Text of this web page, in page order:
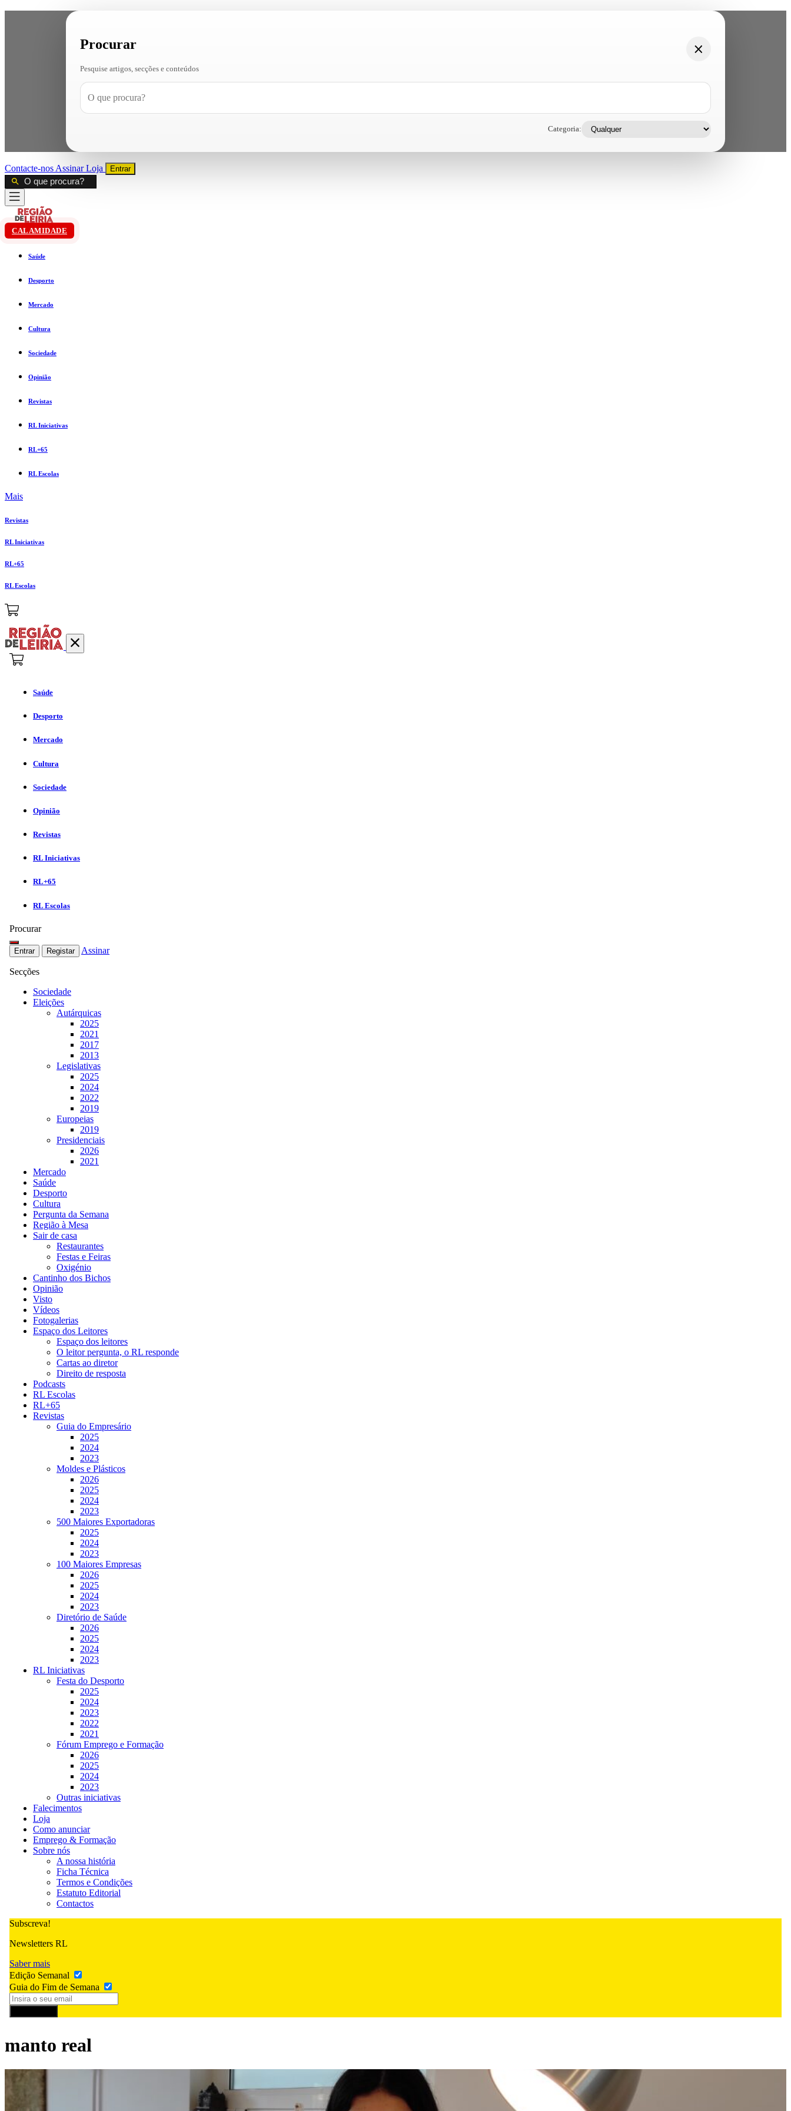
Procurar
Pesquise artigos, secções e conteúdos
Categoria:
Contacte-nos AssinarLoja Entrar
CALAMIDADE
Saúde
Desporto
Mercado
Cultura
Sociedade
Opinião
Revistas
RL Iniciativas
RL+65
RL Escolas
Mais
Revistas
RL Iniciativas
RL+65
RL Escolas
Saúde
Desporto
Mercado
Cultura
Sociedade
Opinião
Revistas
RL Iniciativas
RL+65
RL Escolas
Procurar
Entrar Registar Assinar
Secções
Sociedade
Eleições
Autárquicas
2025
2021
2017
2013
Legislativas
2025
2024
2022
2019
Europeias
2019
Presidenciais
2026
2021
Mercado
Saúde
Desporto
Cultura
Pergunta da Semana
Região à Mesa
Sair de casa
Restaurantes
Festas e Feiras
Oxigénio
Cantinho dos Bichos
Opinião
Visto
Vídeos
Fotogalerias
Espaço dos Leitores
Espaço dos leitores
O leitor pergunta, o RL responde
Cartas ao diretor
Direito de resposta
Podcasts
RL Escolas
RL+65
Revistas
Guia do Empresário
2025
2024
2023
Moldes e Plásticos
2026
2025
2024
2023
500 Maiores Exportadoras
2025
2024
2023
100 Maiores Empresas
2026
2025
2024
2023
Diretório de Saúde
2026
2025
2024
2023
RL Iniciativas
Festa do Desporto
2025
2024
2023
2022
2021
Fórum Emprego e Formação
2026
2025
2024
2023
Outras iniciativas
Falecimentos
Loja
Como anunciar
Emprego & Formação
Sobre nós
A nossa história
Ficha Técnica
Termos e Condições
Estatuto Editorial
Contactos
Subscreva!
Newsletters RL
Saber mais
Edição Semanal
Guia do Fim de Semana
manto real